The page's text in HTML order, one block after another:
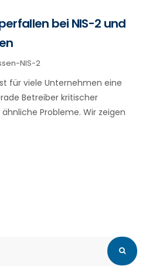
bei NIS-2 und
NIS-2
für viele Unternehmen eine
Betreiber kritischer
Probleme. Wir zeigen